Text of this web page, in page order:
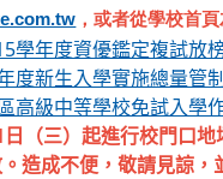
，或者從學校首
學年度資優鑑定複試放
度新生入學實施總量管
高級中等學校免試入學
（三）起進行校門口
造成不便，敬請見諒